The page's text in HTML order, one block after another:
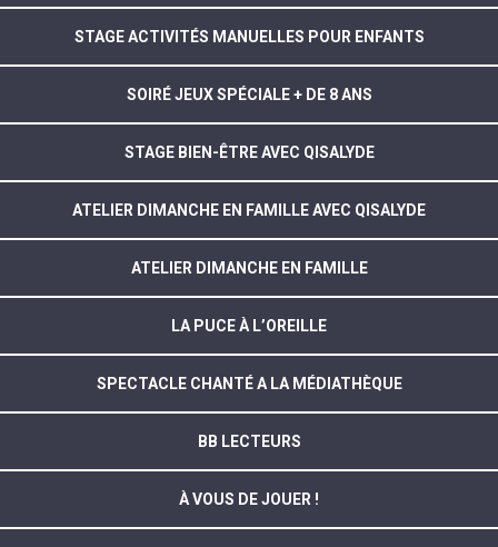
STAGE ACTIVITÉS MANUELLES POUR ENFANTS
SOIRÉ JEUX SPÉCIALE + DE 8 ANS
STAGE BIEN-ÊTRE AVEC QISALYDE
ATELIER DIMANCHE EN FAMILLE AVEC QISALYDE
ATELIER DIMANCHE EN FAMILLE
LA PUCE À L’OREILLE
SPECTACLE CHANTÉ A LA MÉDIATHÈQUE
BB LECTEURS
À VOUS DE JOUER !